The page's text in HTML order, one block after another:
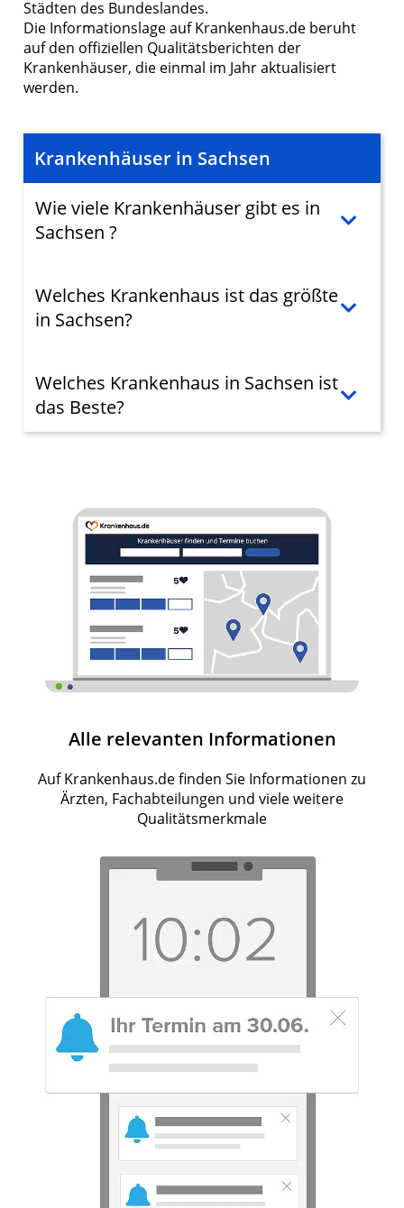
Städten des Bundeslandes.
Die Informationslage auf Krankenhaus.de beruht
auf den offiziellen Qualitätsberichten der
Krankenhäuser, die einmal im Jahr aktualisiert
werden.
Krankenhäuser in Sachsen
Wie viele Krankenhäuser gibt es in
Sachsen ?
Welches Krankenhaus ist das größte
in Sachsen?
Welches Krankenhaus in Sachsen ist
das Beste?
Alle relevanten Informationen
Auf Krankenhaus.de finden Sie Informationen zu
Ärzten, Fachabteilungen und viele weitere
Qualitätsmerkmale